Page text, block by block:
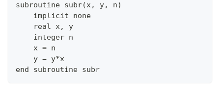
subroutine subr(x, y, n)
    implicit none
    real x, y
    integer n
    x = n
    y = y*x
end subroutine subr